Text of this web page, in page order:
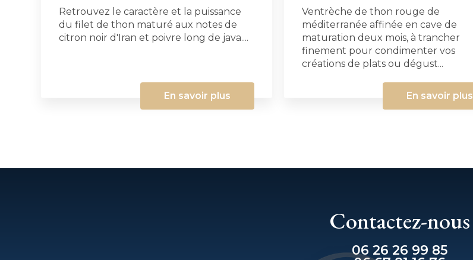
Retrouvez le caractère et la puissance
du filet de thon maturé aux notes de
citron noir d'Iran et poivre long de java....
En savoir plus
Ventrèche de thon rouge de
méditerranée affinée en cave de
maturation deux mois, à trancher
finement pour condimenter vos
créations de plats ou dégust...
En savoir plus
Contactez-nous
06 26 26 99 85